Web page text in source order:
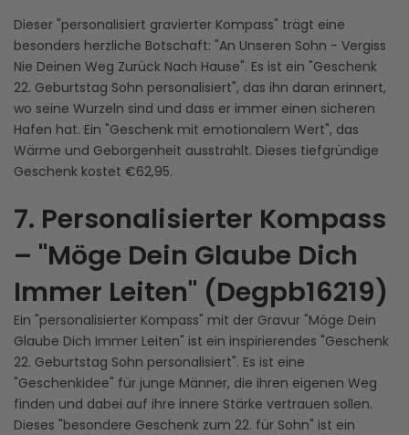
Dieser "personalisiert gravierter Kompass" trägt eine
besonders herzliche Botschaft: "An Unseren Sohn - Vergiss
Nie Deinen Weg Zurück Nach Hause". Es ist ein "Geschenk
22. Geburtstag Sohn personalisiert", das ihn daran erinnert,
wo seine Wurzeln sind und dass er immer einen sicheren
Hafen hat. Ein "Geschenk mit emotionalem Wert", das
Wärme und Geborgenheit ausstrahlt. Dieses tiefgründige
Geschenk kostet €62,95.
7. Personalisierter Kompass
– "Möge Dein Glaube Dich
Immer Leiten" (Degpb16219)
Ein "personalisierter Kompass" mit der Gravur "Möge Dein
Glaube Dich Immer Leiten" ist ein inspirierendes "Geschenk
22. Geburtstag Sohn personalisiert". Es ist eine
"Geschenkidee" für junge Männer, die ihren eigenen Weg
finden und dabei auf ihre innere Stärke vertrauen sollen.
Dieses "besondere Geschenk zum 22. für Sohn" ist ein